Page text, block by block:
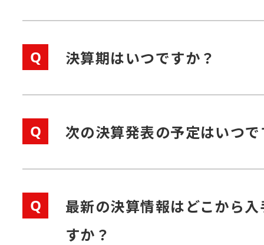
Q 決算期はいつですか？
Q 次の決算発表の予定はいつ
Q
最新の決算情報はどこから
すか？